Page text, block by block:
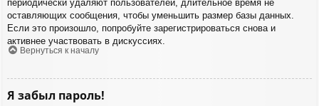
периодически удаляют пользователей, длительное время не
оставляющих сообщения, чтобы уменьшить размер базы данных.
Если это произошло, попробуйте зарегистрироваться снова и
активнее участвовать в дискуссиях.
Вернуться к началу
Я забыл пароль!